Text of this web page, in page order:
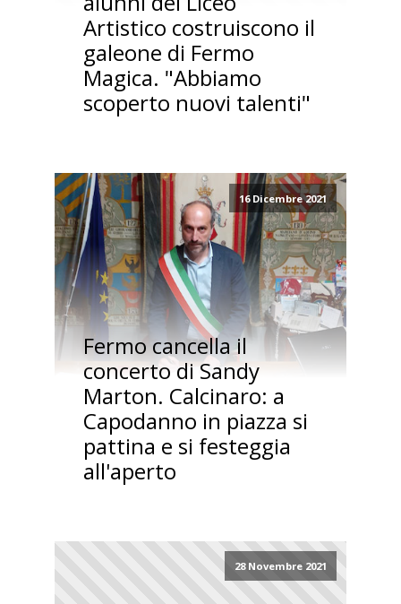
Artistico costruiscono il
galeone di Fermo
Magica. "Abbiamo
scoperto nuovi talenti"
16 Dicembre 2021
Fermo cancella il
concerto di Sandy
Marton. Calcinaro: a
Capodanno in piazza si
pattina e si festeggia
all'aperto
28 Novembre 2021